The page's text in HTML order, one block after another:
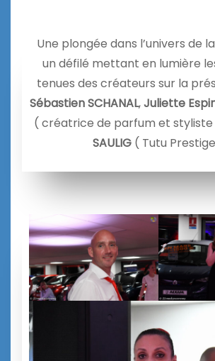
Une plongée dans l’univers de
un défilé mettant en lumière
tenues des créateurs sur la
Sébastien SCHANAL,Juliette
( créatrice de parfum et styliste
SAULIG ( Tutu